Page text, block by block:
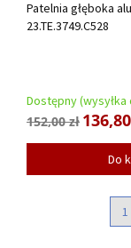
Patelnia głęboka
23.TE.3749.C528
Dostępny (wysyłka
152,00 zł
Do
1